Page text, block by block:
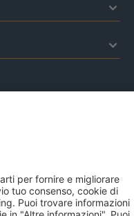
Di Informazioni